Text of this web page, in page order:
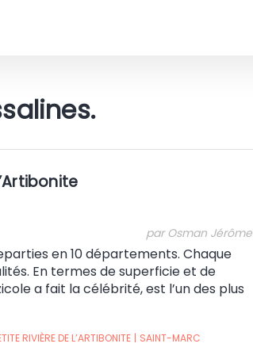
par Osman Jérôme
en 10 départements. Chaque
En termes de superficie et de
a fait la célébrité, est l’un des plus
RIVIÈRE DE L’ARTIBONITE | SAINT-MARC